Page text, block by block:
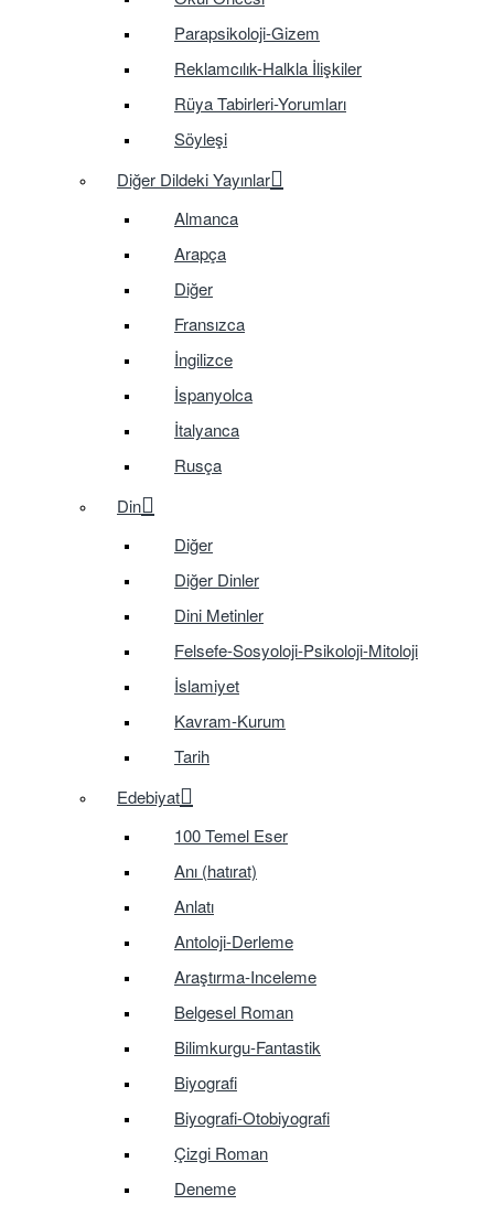
Parapsikoloji-Gizem
Reklamcılık-Halkla İlişkiler
Rüya Tabirleri-Yorumları
Söyleşi
Diğer Dildeki Yayınlar
Almanca
Arapça
Diğer
Fransızca
İngilizce
İspanyolca
İtalyanca
Rusça
Din
Diğer
Diğer Dinler
Dini Metinler
Felsefe-Sosyoloji-Psikoloji-Mitoloji
İslamiyet
Kavram-Kurum
Tarih
Edebiyat
100 Temel Eser
Anı (hatırat)
Anlatı
Antoloji-Derleme
Araştırma-Inceleme
Belgesel Roman
Bilimkurgu-Fantastik
Biyografi
Biyografi-Otobiyografi
Çizgi Roman
Deneme